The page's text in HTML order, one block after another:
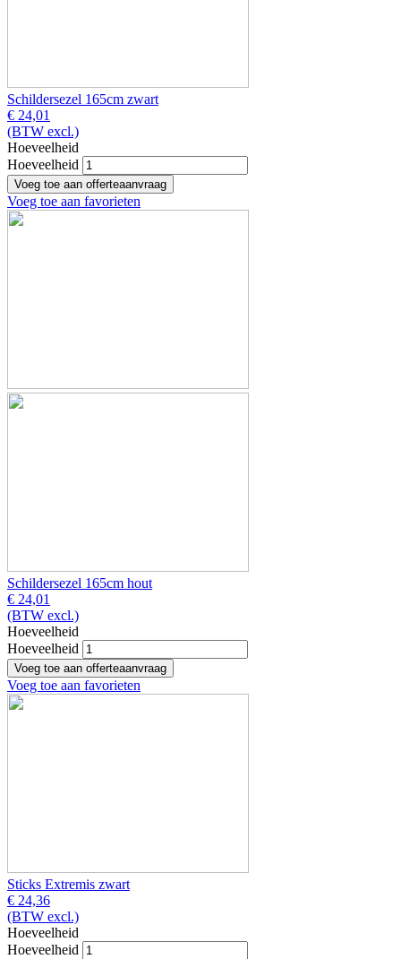
Schildersezel 165cm zwart
€ 24,01
(BTW excl.)
Hoeveelheid
Hoeveelheid
Voeg toe aan favorieten
Schildersezel 165cm hout
€ 24,01
(BTW excl.)
Hoeveelheid
Hoeveelheid
Voeg toe aan favorieten
Sticks Extremis zwart
€ 24,36
(BTW excl.)
Hoeveelheid
Hoeveelheid